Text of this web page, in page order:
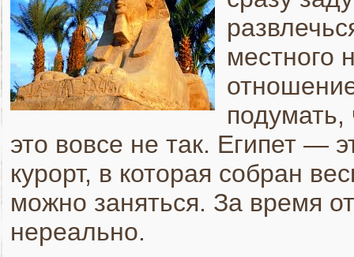
местного
подумать,
это вовсе не так. Египет —
курорт, в которая собран
можно заняться. За время
нереально.